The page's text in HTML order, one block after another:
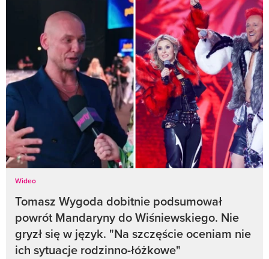
Wideo
Tomasz Wygoda dobitnie podsumował
powrót Mandaryny do Wiśniewskiego. Nie
gryzł się w język. "Na szczęście oceniam nie
ich sytuacje rodzinno-łóżkowe"